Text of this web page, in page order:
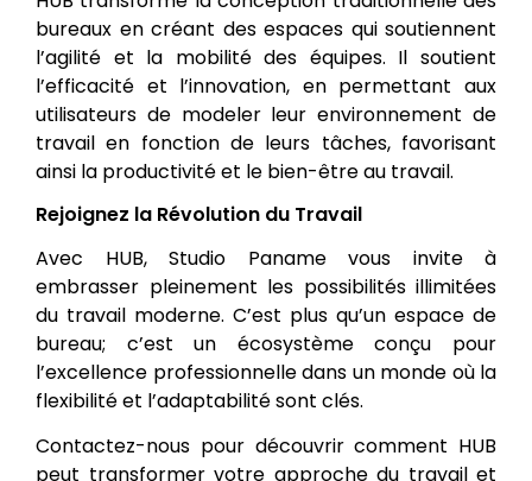
bureaux en créant des espaces qui soutiennent
l’agilité et la mobilité des équipes. Il soutient
l’efficacité et l’innovation, en permettant aux
utilisateurs de modeler leur environnement de
travail en fonction de leurs tâches, favorisant
ainsi la productivité et le bien-être au travail.
Rejoignez la Révolution du Travail
Avec HUB, Studio Paname vous invite à
embrasser pleinement les possibilités illimitées
du travail moderne. C’est plus qu’un espace de
bureau; c’est un écosystème conçu pour
l’excellence professionnelle dans un monde où la
flexibilité et l’adaptabilité sont clés.
Contactez-nous pour découvrir comment HUB
peut transformer votre approche du travail et